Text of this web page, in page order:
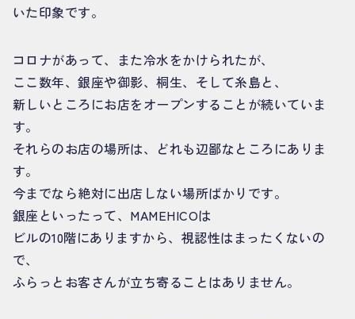
いた印象です。
コロナがあって、また冷水をかけられたが、
ここ数年、銀座や御影、桐生、そして糸島と、
新しいところにお店をオープンすることが続いていま
す。
それらのお店の場所は、どれも辺鄙なところにありま
す。
今までなら絶対に出店しない場所ばかりです。
銀座といったって、MAMEHICOは
ビルの10階にありますから、視認性はまったくないの
で、
ふらっとお客さんが立ち寄ることはありません。